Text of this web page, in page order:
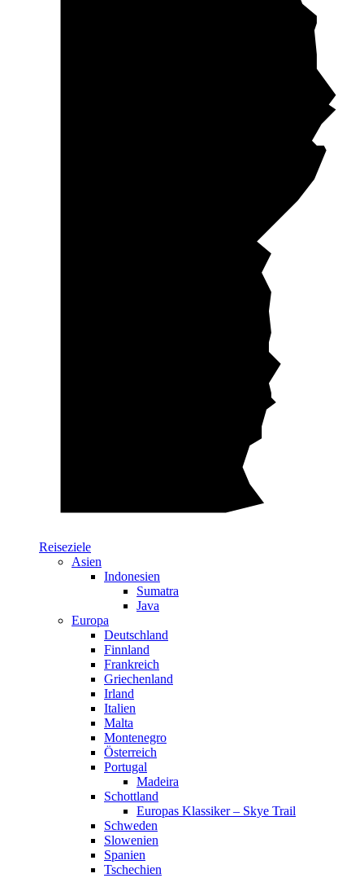
Reiseziele
Asien
Indonesien
Sumatra
Java
Europa
Deutschland
Finnland
Frankreich
Griechenland
Irland
Italien
Malta
Montenegro
Österreich
Portugal
Madeira
Schottland
Europas Klassiker – Skye Trail
Schweden
Slowenien
Spanien
Tschechien